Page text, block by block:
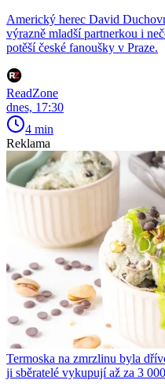
Americký herec David
výrazně mladší partnerkou i
potěší české fanoušky v Praze.
ReadZone
dnes, 17:30
4 min
Reklama
Termoska na zmrzlinu byla
ji sběratelé vykupují až za 3